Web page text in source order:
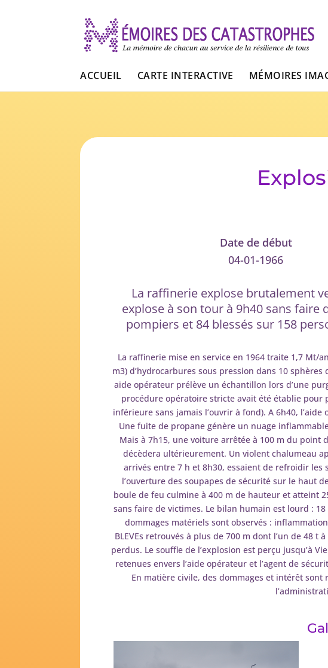
ACCUEIL CARTE INTERACTIVE MÉMOIRES
Date de début
04-01-1966
La raffinerie explose brutalement
explose à son tour à 9h40 sans
pompiers et 84 blessés sur 158
La raffinerie mise en service en 1964 traite 1,7 Mt/
m3) d’hydrocarbures sous pression dans 10
aide opérateur prélève un échantillon lors d’une
procédure opératoire stricte avait été établie
inférieure sans jamais l’ouvrir à fond). A 6h40,
Une fuite de propane génère un nuage
Mais à 7h15, une voiture arrêtée à 100 m du point
décèdera ultérieurement. Un violent chalumeau
arrivés entre 7 h et 8h30, essaient de refroidir
l’ouverture des soupapes de sécurité sur le haut
boule de feu culmine à 400 m de hauteur et atteint
sans faire de victimes. Le bilan humain est lourd :
dommages matériels sont observés :
BLEVEs retrouvés à plus de 700 m dont l’un de 48
perdus. Le souffle de l’explosion est perçu jusqu’à
retenues envers l’aide opérateur et l’agent de
En matière civile, des dommages et intérêt